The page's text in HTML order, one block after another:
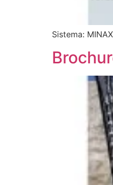
Sistema: